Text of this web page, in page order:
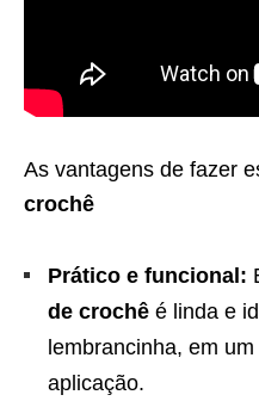
As vantagens de fazer
crochê
Prático e funcional:
de crochê é linda e
lembrancinha, em
aplicação.